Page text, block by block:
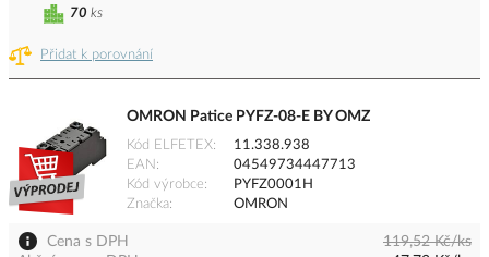
Přidat k porovnání
70 ks
OMRON Patice PYFZ-08-E BY OMZ
Kód ELFETEX
11.338.938
EAN
04549734447713
Kód výrobce
PYFZ0001H
Značka
OMRON
Cena s DPH
119,52 Kč/ks